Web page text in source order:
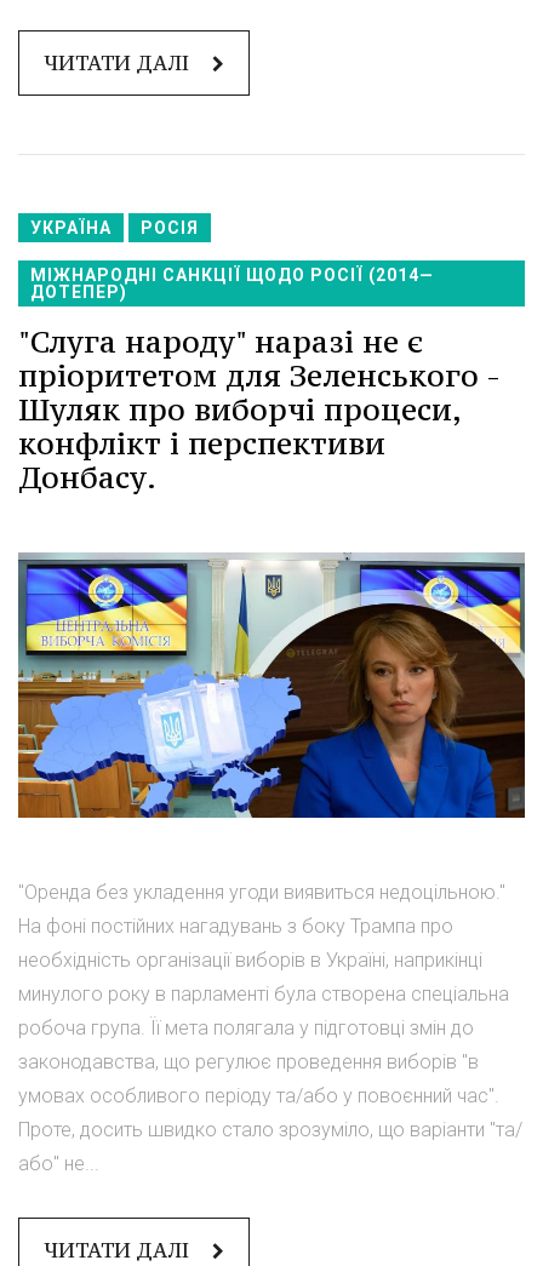
ЧИТАТИ ДАЛІ
УКРАЇНА РОСІЯ
МІЖНАРОДНІ САНКЦІЇ ЩОДО РОСІЇ (2014—
ДОТЕПЕР)
"Слуга народу" наразі не є
пріоритетом для Зеленського -
Шуляк про виборчі процеси,
конфлікт і перспективи
Донбасу.
"Оренда без укладення угоди виявиться недоцільною."
На фоні постійних нагадувань з боку Трампа про
необхідність організації виборів в Україні, наприкінці
минулого року в парламенті була створена спеціальна
робоча група. Її мета полягала у підготовці змін до
законодавства, що регулює проведення виборів "в
умовах особливого періоду та/або у повоєнний час".
Проте, досить швидко стало зрозуміло, що варіанти "та/
або" не...
ЧИТАТИ ДАЛІ